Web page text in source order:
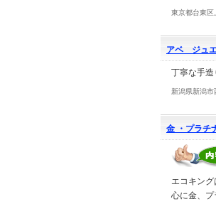
東京都台東
アベ ジュ
丁寧な手
新潟県新潟市
金 ・プラチ
エコキン
心に金、